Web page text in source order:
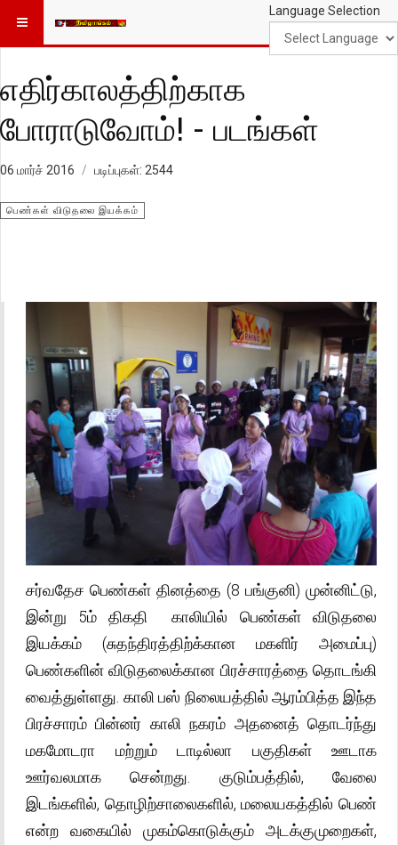
Language Selection
எதிர்காலத்திற்காக
போராடுவோம்! - படங்கள்
06 மார்ச் 2016 படிப்புகள்: 2544
பெண்கள் விடுதலை இயக்கம்
சர்வதேச பெண்கள் தினத்தை (8 பங்குனி) முன்னிட்டு,
இன்று 5ம் திகதி காலியில் பெண்கள் விடுதலை
இயக்கம் (சுதந்திரத்திற்க்கான மகளிர் அமைப்பு)
பெண்களின் விடுதலைக்கான பிரச்சாரத்தை தொடங்கி
வைத்துள்ளது. காலி பஸ் நிலையத்தில் ஆரம்பித்த இந்த
பிரச்சாரம் பின்னர் காலி நகரம் அதனைத் தொடர்ந்து
மகமோடரா மற்றும் டாடில்லா பகுதிகள் ஊடாக
ஊர்வலமாக சென்றது. குடும்பத்தில், வேலை
இடங்களில், தொழிற்சாலைகளில், மலையகத்தில் பெண்
என்ற வகையில் முகம்கொடுக்கும் அடக்குமுறைகள்,